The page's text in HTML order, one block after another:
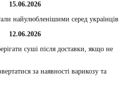
15.06.2026
найулюбленішими серед українців
12.06.2026
суші після доставки, якщо не
за наявності варикозу та